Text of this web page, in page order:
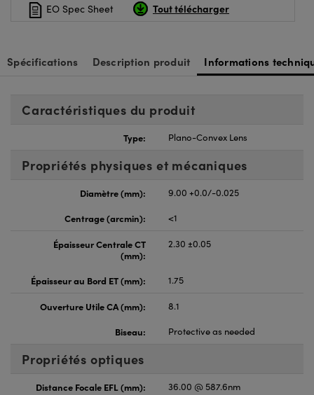
EO Spec Sheet
Tout télécharger
Spécifications Description produit Informations
Caractéristiques du produit
Type: Plano-Convex Lens
Propriétés physiques et mécaniques
Diamètre (mm):
9.00 +0.0/-0.025
Centrage (arcmin):
<1
Épaisseur Centrale CT
(mm):
2.30 ±0.05
Épaisseur au Bord ET (mm): 1.75
Ouverture Utile CA (mm):
8.1
Biseau:
Protective as needed
Propriétés optiques
Distance Focale EFL (mm):
36.00 @ 587.6nm